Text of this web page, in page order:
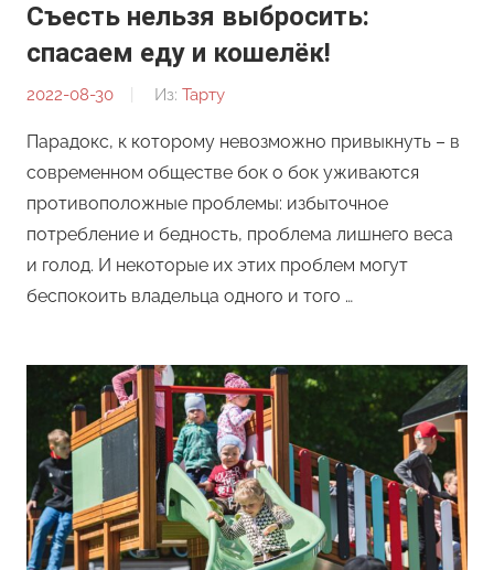
Съесть нельзя выбросить:
спасаем еду и кошелёк!
2022-08-30
От:
Кулиш
Из: Тарту
Парадокс, к которому невозможно привыкнуть – в
современном обществе бок о бок уживаются
противоположные проблемы: избыточное
потребление и бедность, проблема лишнего веса
и голод. И некоторые их этих проблем могут
беспокоить владельца одного и того …